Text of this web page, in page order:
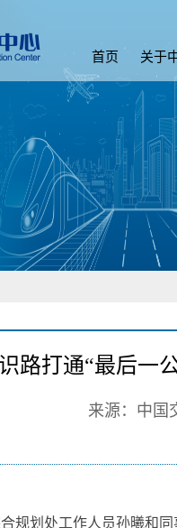
首页 关于
路打通“最后
来源：中国
划处工作人员孙曦和同